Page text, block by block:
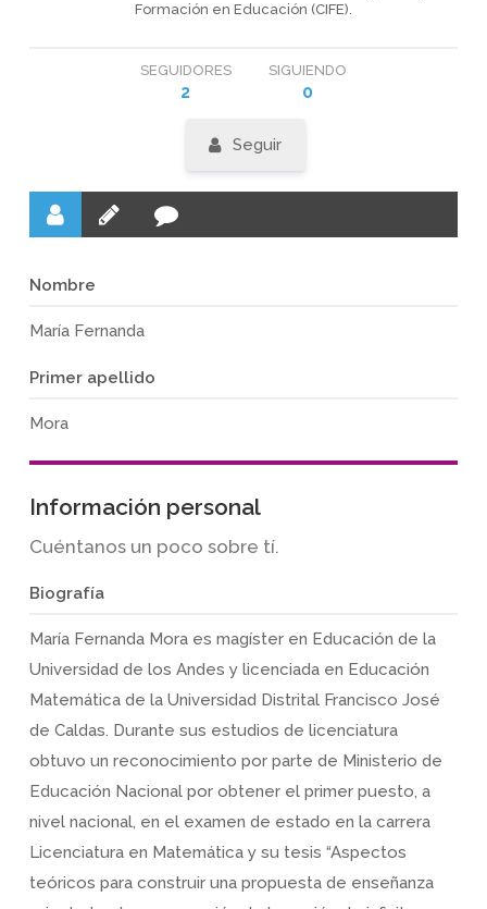
Formación en Educación (CIFE).
SEGUIDORES
2
SIGUIENDO
0
Seguir
Nombre
María Fernanda
Primer apellido
Mora
Información personal
Cuéntanos un poco sobre tí.
Biografía
María Fernanda Mora es magíster en Educación de la
Universidad de los Andes y licenciada en Educación
Matemática de la Universidad Distrital Francisco José
de Caldas. Durante sus estudios de licenciatura
obtuvo un reconocimiento por parte de Ministerio de
Educación Nacional por obtener el primer puesto, a
nivel nacional, en el examen de estado en la carrera
Licenciatura en Matemática y su tesis “Aspectos
teóricos para construir una propuesta de enseñanza